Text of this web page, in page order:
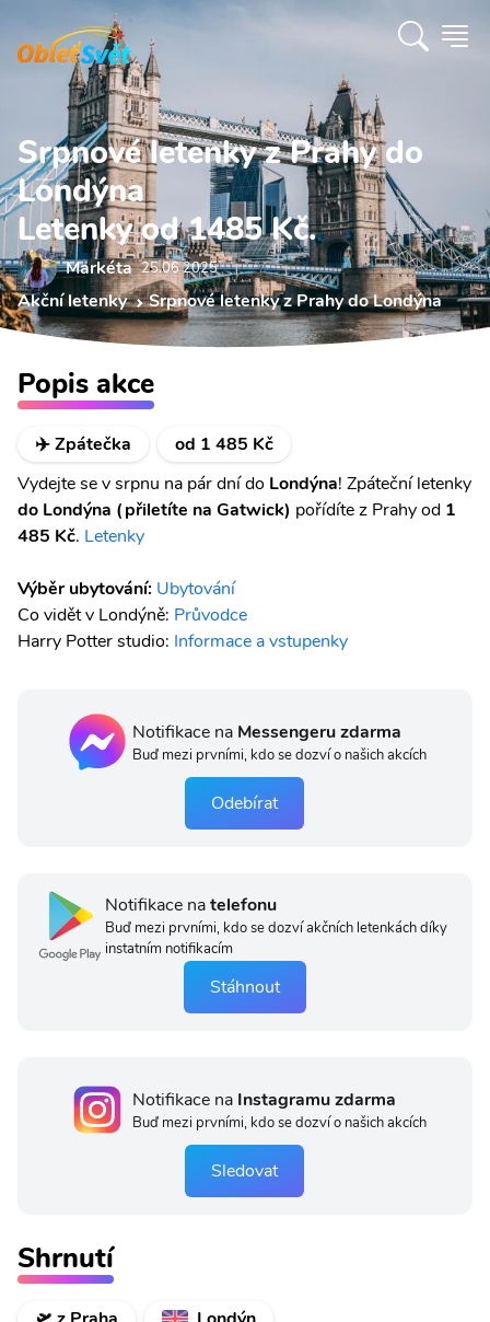
Srpnové letenky z Prahy do
Londýna
Letenky od 1485 Kč.
Markéta 25.06 2025
Akční letenky Srpnové letenky z Prahy do Londýna
Popis akce
✈️ Zpátečka
od 1 485 Kč
Vydejte se v srpnu na pár dní do Londýna! Zpáteční letenky
do Londýna (přiletíte na Gatwick) pořídíte z Prahy od 1
485 Kč. Letenky
Výběr ubytování: Ubytování
Co vidět v Londýně: Průvodce
Harry Potter studio: Informace a vstupenky
Notifikace na Messengeru zdarma
Buď mezi prvními, kdo se dozví o našich akcích
Odebírat
Notifikace natelefonu
Buď mezi prvními, kdo se dozví akčních letenkách díky
instatním notifikacím
Stáhnout
Notifikace na Instagramu zdarma
Buď mezi prvními, kdo se dozví o našich akcích
Sledovat
Shrnutí